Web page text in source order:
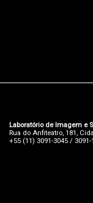
Laboratório de Imagem e
Rua do Anfiteatro, 181,
+55 (11) 3091-3045 /